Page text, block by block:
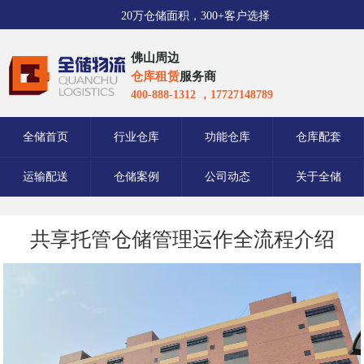
20万仓储面积，300+客户选择
佛山周边
仓库租赁服务商
400-888-1312 ，17727148789
全储首页 行业仓库 功能仓库 仓库配套
运输配送 仓储案例 公司动态 关于全储
共享托管仓储管理运作全流程介绍